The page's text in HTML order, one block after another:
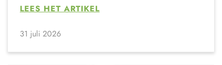
LEES HET ARTIKEL
31 juli 2026